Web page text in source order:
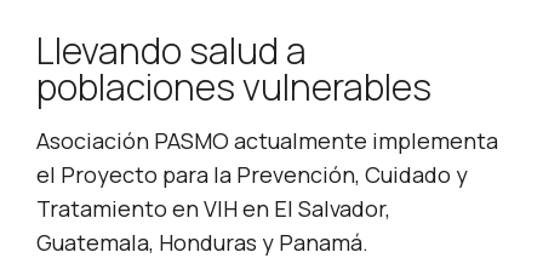
Llevando salud a
poblaciones vulnerables
Asociación PASMO actualmente implementa
el Proyecto para la Prevención, Cuidado y
Tratamiento en VIH en El Salvador,
Guatemala, Honduras y Panamá.